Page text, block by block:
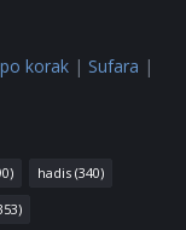
korak | Sufara |
hadis (340)